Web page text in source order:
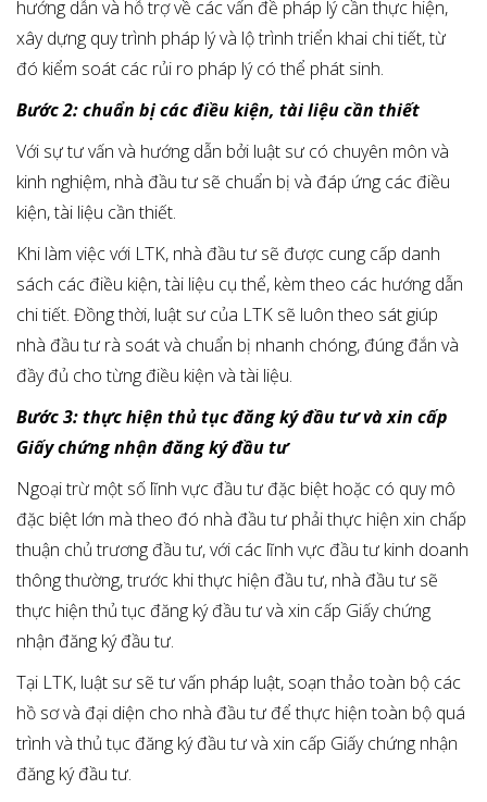
hướng dẫn và hỗ trợ về các vấn đề pháp lý cần thực hiện,
xây dựng quy trình pháp lý và lộ trình triển khai chi tiết, từ
đó kiểm soát các rủi ro pháp lý có thể phát sinh.
Bước 2: chuẩn bị các điều kiện, tài liệu cần thiết
Với sự tư vấn và hướng dẫn bởi luật sư có chuyên môn và
kinh nghiệm, nhà đầu tư sẽ chuẩn bị và đáp ứng các điều
kiện, tài liệu cần thiết.
Khi làm việc với LTK, nhà đầu tư sẽ được cung cấp danh
sách các điều kiện, tài liệu cụ thể, kèm theo các hướng dẫn
chi tiết. Đồng thời, luật sư của LTK sẽ luôn theo sát giúp
nhà đầu tư rà soát và chuẩn bị nhanh chóng, đúng đắn và
đầy đủ cho từng điều kiện và tài liệu.
Bước 3: thực hiện thủ tục đăng ký đầu tư và xin cấp
Giấy chứng nhận đăng ký đầu tư
Ngoại trừ một số lĩnh vực đầu tư đặc biệt hoặc có quy mô
đặc biệt lớn mà theo đó nhà đầu tư phải thực hiện xin chấp
thuận chủ trương đầu tư, với các lĩnh vực đầu tư kinh doanh
thông thường, trước khi thực hiện đầu tư, nhà đầu tư sẽ
thực hiện thủ tục đăng ký đầu tư và xin cấp Giấy chứng
nhận đăng ký đầu tư.
Tại LTK, luật sư sẽ tư vấn pháp luật, soạn thảo toàn bộ các
hồ sơ và đại diện cho nhà đầu tư để thực hiện toàn bộ quá
trình và thủ tục đăng ký đầu tư và xin cấp Giấy chứng nhận
đăng ký đầu tư.